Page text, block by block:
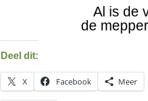
Al is de
de
Deel dit:
X Facebook Meer